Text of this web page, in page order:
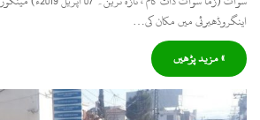
اینگروڈھیرئی میں مکان کی…
» مزید پڑھیں